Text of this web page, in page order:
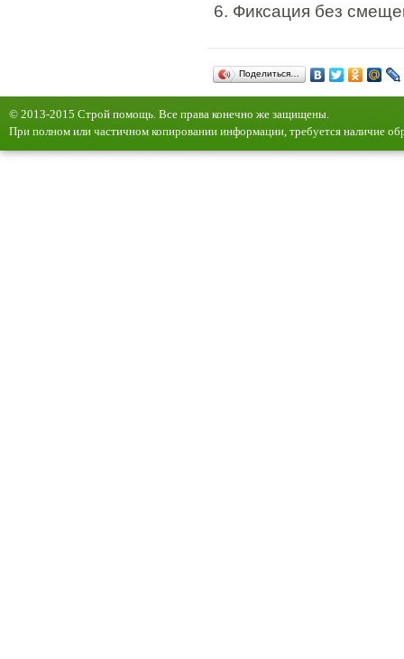
Фиксация без
Поделиться…
© 2013-2015 Строй помощь. Все права конечно же защищены.
При полном или частичном копировании информации, требуется наличие